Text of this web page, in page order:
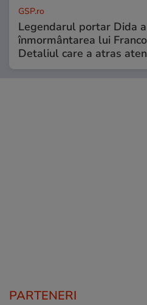
GSP.ro
Legendarul portar Dida
înmormântarea lui
Detaliul care a atras
PARTENERI